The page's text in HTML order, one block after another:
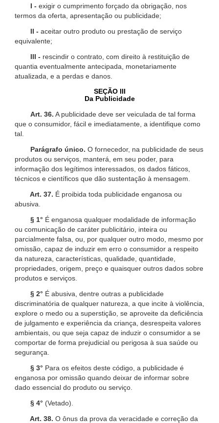
I - exigir o cumprimento forçado da obrigação, nos
termos da oferta, apresentação ou publicidade;
II - aceitar outro produto ou prestação de serviço
equivalente;
III - rescindir o contrato, com direito à restituição de
quantia eventualmente antecipada, monetariamente
atualizada, e a perdas e danos.
SEÇÃO III
Da Publicidade
Art. 36. A publicidade deve ser veiculada de tal forma
que o consumidor, fácil e imediatamente, a identifique como
tal.
Parágrafo único. O fornecedor, na publicidade de seus
produtos ou serviços, manterá, em seu poder, para
informação dos legítimos interessados, os dados fáticos,
técnicos e científicos que dão sustentação à mensagem.
Art. 37. É proibida toda publicidade enganosa ou
abusiva.
§ 1° É enganosa qualquer modalidade de informação
ou comunicação de caráter publicitário, inteira ou
parcialmente falsa, ou, por qualquer outro modo, mesmo por
omissão, capaz de induzir em erro o consumidor a respeito
da natureza, características, qualidade, quantidade,
propriedades, origem, preço e quaisquer outros dados sobre
produtos e serviços.
§ 2° É abusiva, dentre outras a publicidade
discriminatória de qualquer natureza, a que incite à violência,
explore o medo ou a superstição, se aproveite da deficiência
de julgamento e experiência da criança, desrespeita valores
ambientais, ou que seja capaz de induzir o consumidor a se
comportar de forma prejudicial ou perigosa à sua saúde ou
segurança.
§ 3° Para os efeitos deste código, a publicidade é
enganosa por omissão quando deixar de informar sobre
dado essencial do produto ou serviço.
§ 4° (Vetado).
Art. 38. O ônus da prova da veracidade e correção da